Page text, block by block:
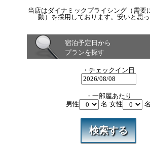
当店はダイナミックプライシング（需要
動）を採用しております。安いと思
宿泊予定日から
プランを探す
・チェックイン日
・一部屋あたり
男性
名 女性 名